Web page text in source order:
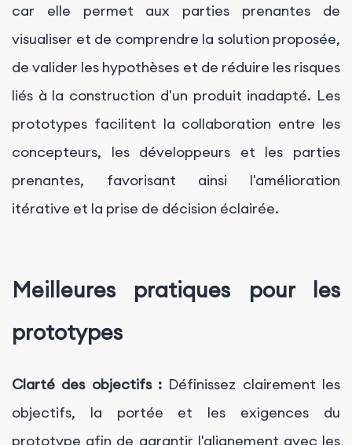
car elle permet aux parties prenantes de
visualiser et de comprendre la solution proposée,
de valider les hypothèses et de réduire les risques
liés à la construction d'un produit inadapté. Les
prototypes facilitent la collaboration entre les
concepteurs, les développeurs et les parties
prenantes, favorisant ainsi l'amélioration
itérative et la prise de décision éclairée.
Meilleures pratiques pour les
prototypes
Clarté des objectifs : Définissez clairement les
objectifs, la portée et les exigences du
prototype afin de garantir l'alignement avec les